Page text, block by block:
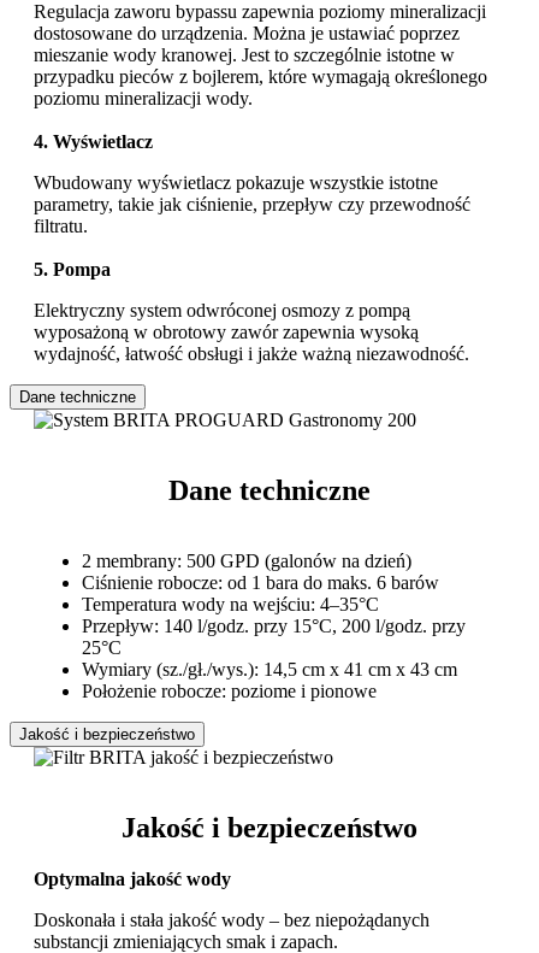
Regulacja zaworu bypassu zapewnia poziomy mineralizacji
dostosowane do urządzenia. Można je ustawiać poprzez
mieszanie wody kranowej. Jest to szczególnie istotne w
przypadku pieców z bojlerem, które wymagają określonego
poziomu mineralizacji wody.
4. Wyświetlacz
Wbudowany wyświetlacz pokazuje wszystkie istotne
parametry, takie jak ciśnienie, przepływ czy przewodność
filtratu.
5. Pompa
Elektryczny system odwróconej osmozy z pompą
wyposażoną w obrotowy zawór zapewnia wysoką
wydajność, łatwość obsługi i jakże ważną niezawodność.
Dane techniczne
Dane techniczne
2 membrany: 500 GPD (galonów na dzień)
Ciśnienie robocze: od 1 bara do maks. 6 barów
Temperatura wody na wejściu: 4–35°C
Przepływ: 140 l/godz. przy 15°C, 200 l/godz. przy
25°C
Wymiary (sz./gł./wys.): 14,5 cm x 41 cm x 43 cm
Położenie robocze: poziome i pionowe
Jakość i bezpieczeństwo
Jakość i bezpieczeństwo
Optymalna jakość wody
Doskonała i stała jakość wody – bez niepożądanych
substancji zmieniających smak i zapach.